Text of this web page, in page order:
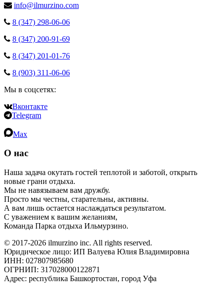
info@ilmurzino.com
8 (347) 298‑06‑06
8 (347) 200‑91‑69
8 (347) 201‑01‑76
8 (903) 311‑06‑06
Мы в соцсетях:
Вконтакте
Telegram
Max
О нас
Наша задача окутать гостей теплотой и заботой, открыть
новые грани отдыха.
Мы не навязываем вам дружбу.
Просто мы честны, старательны, активны.
А вам лишь остается наслаждаться результатом.
С уважением к вашим желаниям,
Команда Парка отдыха Ильмурзино.
© 2017-2026 ilmurzino inc. All rights reserved.
Юридическое лицо: ИП Валуева Юлия Владимировна
ИНН: 027807985680
ОГРНИП: 317028000122871
Адрес: республика Башкортостан, город Уфа